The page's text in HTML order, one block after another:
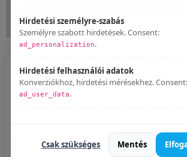
Hirdetési személyre-szabás
Személyre szabott hirdetések. Consent:
ad_personalization.
Hirdetési felhasználói adatok
Konverziókhoz, hirdetési mérésekhez. Consent:
ad_user_data.
Csak szükséges Mentés